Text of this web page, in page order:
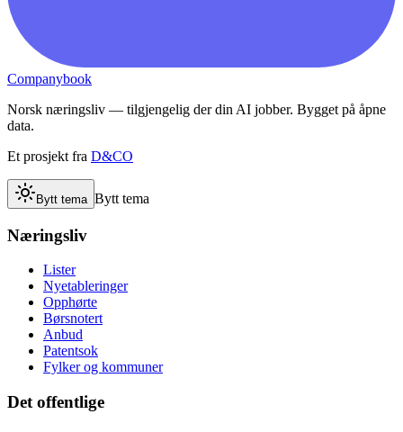
Companybook
Norsk næringsliv — tilgjengelig der din AI jobber. Bygget på åpne
data.
Et prosjekt fra D&CO
Bytt tema Bytt tema
Næringsliv
Lister
Nyetableringer
Opphørte
Børsnotert
Anbud
Patentsok
Fylker og kommuner
Det offentlige